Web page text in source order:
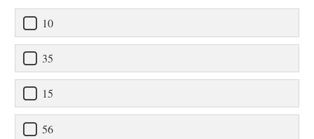
10
35
15
56